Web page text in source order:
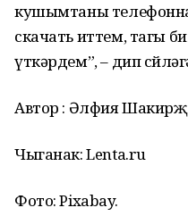
кушымтаны
скачать иттем, тагы
үткәрдем”, – дип
Автор : Әлфия
Чыганак: Lenta.ru
Фото: Pixabay.